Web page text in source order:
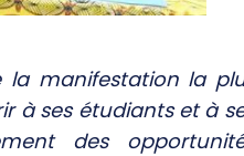
la manifestation la
à ses étudiants et à
des